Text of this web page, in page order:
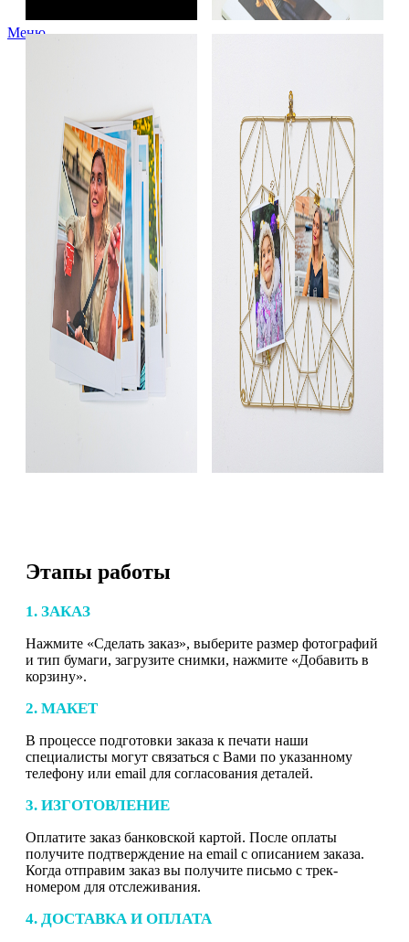
Меню
Этапы работы
1. ЗАКАЗ
Нажмите «Сделать заказ», выберите размер фотографий
и тип бумаги, загрузите снимки, нажмите «Добавить в
корзину».
2. МАКЕТ
В процессе подготовки заказа к печати наши
специалисты могут связаться с Вами по указанному
телефону или email для согласования деталей.
3. ИЗГОТОВЛЕНИЕ
Оплатите заказ банковской картой. После оплаты
получите подтверждение на email с описанием заказа.
Когда отправим заказ вы получите письмо с трек-
номером для отслеживания.
4. ДОСТАВКА И ОПЛАТА